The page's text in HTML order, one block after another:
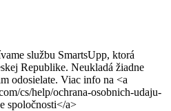
službu SmartsUpp, ktorá
Republike. Neukladá žiadne
odosielate. Viac info na <a
cs/help/ochrana-osobnich-udaju-
spoločnosti</a>